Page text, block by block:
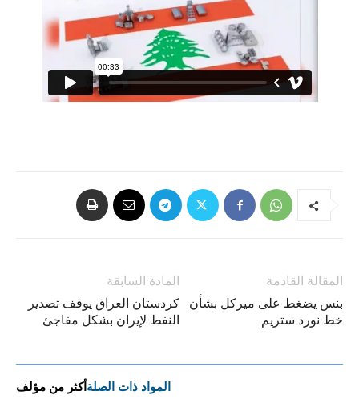
المادة السابقة
كردستان العراق يوقف تصدير
النفط لإيران بشكل مفاجئ
المقالة القادمة
بنس يضغط على ميركل بشأن
خط نورد ستريم
المواد ذات الصلة أكثر من مؤلف